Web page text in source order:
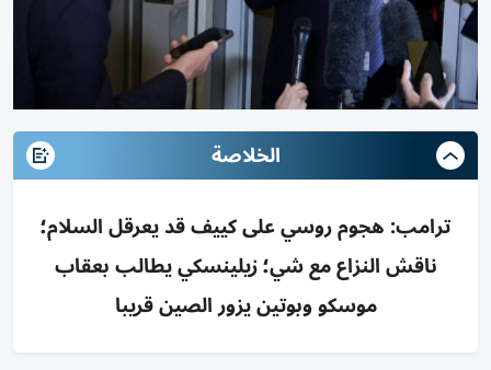
الخلاصة
ترامب: هجوم روسي على كييف قد يعرقل السلام؛
ناقش النزاع مع شي؛ زيلينسكي يطالب بعقاب
موسكو وبوتين يزور الصين قريبا